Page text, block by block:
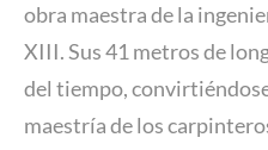
obra maestra de la
XIII. Sus 41 metros de
del tiempo,
maestría de los